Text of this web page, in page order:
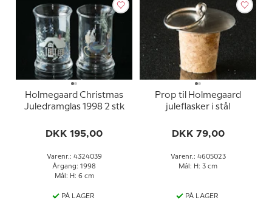
Holmegaard Christmas
Juledramglas 1998 2 stk
DKK 195,00
Varenr.: 4324039
Årgang: 1998
Mål: H: 6 cm
PÅ LAGER
Prop til Holmegaard
juleflasker i stål
DKK 79,00
Varenr.: 4605023
Mål: H: 3 cm
PÅ LAGER